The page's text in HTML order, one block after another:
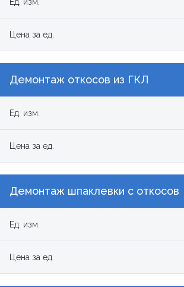
Цена за ед.
Демонтаж откосов из ГКЛ
Ед. изм.
Цена за ед.
Демонтаж шпаклевки с откосов
Ед. изм.
Цена за ед.